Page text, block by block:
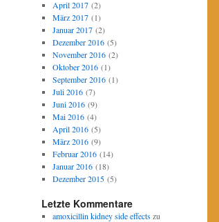
April 2017(2)
März 2017(1)
Januar 2017(2)
Dezember 2016(5)
November 2016(2)
Oktober 2016(1)
September 2016(1)
Juli 2016(7)
Juni 2016(9)
Mai 2016(4)
April 2016(5)
März 2016(9)
Februar 2016(14)
Januar 2016(18)
Dezember 2015(5)
Letzte Kommentare
amoxicillin kidney side effectszu